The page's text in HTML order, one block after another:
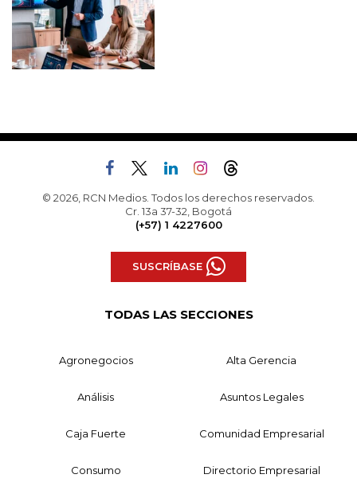
© 2026, RCN Medios. Todos los derechos reservados.
Cr. 13a 37-32, Bogotá
(+57) 1 4227600
SUSCRÍBASE
TODAS LAS SECCIONES
Agronegocios Alta Gerencia
Análisis Asuntos Legales
Caja Fuerte Comunidad Empresarial
Consumo Directorio Empresarial